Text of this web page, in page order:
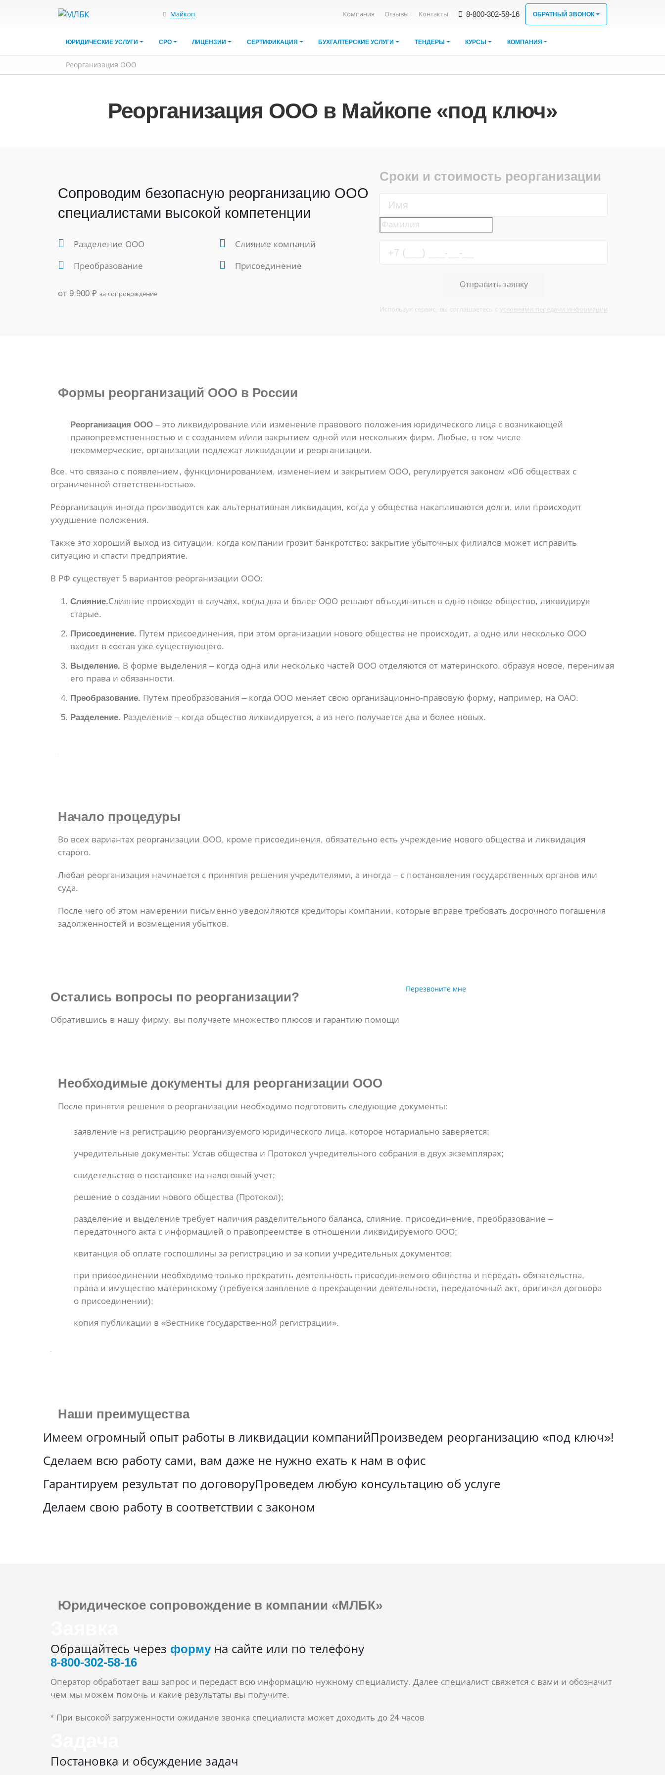
Майкоп Компания Отзывы Контакты 8‑800‑302‑58‑16 ОБРАТНЫЙ ЗВОНОК
ЮРИДИЧЕСКИЕ УСЛУГИ СРО ЛИЦЕНЗИИ СЕРТИФИКАЦИЯ БУХГАЛТЕРСКИЕ УСЛУГИ ТЕНДЕРЫ КУРСЫ КОМПАНИЯ
Реорганизация ООО
Реорганизация ООО в Майкопе «под ключ»
Сопроводим безопасную реорганизацию ООО
специалистами высокой компетенции
Разделение ООО
Преобразование
Слияние компаний
Присоединение
от 9 900 ₽ за сопровождение
Сроки и стоимость реорганизации
Отправить заявку
Используя сервис, вы соглашаетесь с условиями передачи информации
Формы реорганизаций ООО в России
Реорганизация ООО – это ликвидирование или изменение правового положения юридического лица с возникающей
правопреемственностью и с созданием и/или закрытием одной или нескольких фирм. Любые, в том числе
некоммерческие, организации подлежат ликвидации и реорганизации.
Все, что связано с появлением, функционированием, изменением и закрытием ООО, регулируется законом «Об обществах с
ограниченной ответственностью».
Реорганизация иногда производится как альтернативная ликвидация, когда у общества накапливаются долги, или происходит
ухудшение положения.
Также это хороший выход из ситуации, когда компании грозит банкротство: закрытие убыточных филиалов может исправить
ситуацию и спасти предприятие.
В РФ существует 5 вариантов реорганизации ООО:
Слияние.Слияние происходит в случаях, когда два и более ООО решают объединиться в одно новое общество, ликвидируя
старые.
Присоединение. Путем присоединения, при этом организации нового общества не происходит, а одно или несколько ООО
входит в состав уже существующего.
Выделение. В форме выделения – когда одна или несколько частей ООО отделяются от материнского, образуя новое, перенимая
его права и обязанности.
Преобразование. Путем преобразования – когда ООО меняет свою организационно-правовую форму, например, на ОАО.
Разделение. Разделение – когда общество ликвидируется, а из него получается два и более новых.
Начало процедуры
Во всех вариантах реорганизации ООО, кроме присоединения, обязательно есть учреждение нового общества и ликвидация
старого.
Любая реорганизация начинается с принятия решения учредителями, а иногда – с постановления государственных органов или
суда.
После чего об этом намерении письменно уведомляются кредиторы компании, которые вправе требовать досрочного погашения
задолженностей и возмещения убытков.
Остались вопросы по реорганизации?
Обратившись в нашу фирму, вы получаете множество плюсов и гарантию помощи
Перезвоните мне
Необходимые документы для реорганизации ООО
После принятия решения о реорганизации необходимо подготовить следующие документы:
заявление на регистрацию реорганизуемого юридического лица, которое нотариально заверяется;
учредительные документы: Устав общества и Протокол учредительного собрания в двух экземплярах;
свидетельство о постановке на налоговый учет;
решение о создании нового общества (Протокол);
разделение и выделение требует наличия разделительного баланса, слияние, присоединение, преобразование –
передаточного акта с информацией о правопреемстве в отношении ликвидируемого ООО;
квитанция об оплате госпошлины за регистрацию и за копии учредительных документов;
при присоединении необходимо только прекратить деятельность присоединяемого общества и передать обязательства,
права и имущество материнскому (требуется заявление о прекращении деятельности, передаточный акт, оригинал договора
о присоединении);
копия публикации в «Вестнике государственной регистрации».
Наши преимущества
Имеем огромный опыт работы в ликвидации компанийПроизведем реорганизацию «под ключ»!
Сделаем всю работу сами, вам даже не нужно ехать к нам в офис
Гарантируем результат по договоруПроведем любую консультацию об услуге
Делаем свою работу в соответствии с законом
Юридическое сопровождение в компании «МЛБК»
Обращайтесь через форму на сайте или по телефону
8‑800‑302‑58‑16
Оператор обработает ваш запрос и передаст всю информацию нужному специалисту. Далее специалист свяжется с вами и обозначит
чем мы можем помочь и какие результаты вы получите.
* При высокой загруженности ожидание звонка специалиста может доходить до 24 часов
Постановка и обсуждение задач